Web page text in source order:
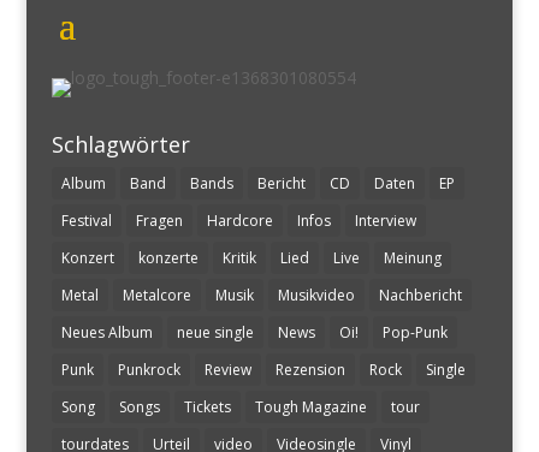
Schlagwörter
Album Band Bands Bericht CD Daten
EP
Festival
Fragen Hardcore Infos
Interview
Konzert
konzerte Kritik Lied Live
Meinung
Metal
Metalcore Musik Musikvideo
Nachbericht
Neues Album
neue single News Oi!
Pop-Punk
Punk
Punkrock Review Rezension Rock
Single
Song
Songs Tickets Tough Magazine
tour
tourdates
Urteil video Videosingle Vinyl